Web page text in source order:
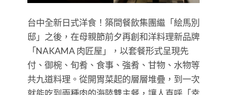
台中全新日式洋食！築間餐飲集團繼「絵馬別
邸」之後，在母親節前夕再創和洋料理新品牌
「NAKAMA 肉匠屋」，以套餐形式呈現先
付、御椀、旬肴、食事、強肴、甘物、水物等
共九道料理。從開胃菜起的層層堆疊，到一次